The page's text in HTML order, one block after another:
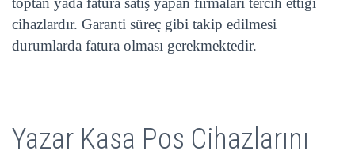
cihazlardır. Garanti süreç gibi takip edilmesi
durumlarda fatura olması gerekmektedir.
Yazar Kasa Pos Cihazlarını